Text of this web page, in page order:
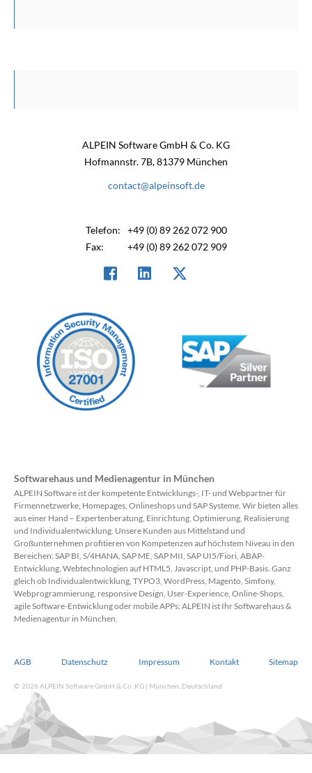
ALPEIN Software GmbH & Co. KG
Hofmannstr. 7B, 81379 München
contact@alpeinsoft.de
Telefon:
+49 (0) 89 262 072 900
Fax:
+49 (0) 89 262 072 909
Softwarehaus und Medienagentur in München
ALPEIN Software ist der kompetente Entwicklungs-, IT- und Webpartner für
Firmennetzwerke, Homepages, Onlineshops und SAP Systeme. Wir bieten alles
aus einer Hand – Expertenberatung, Einrichtung, Optimierung, Realisierung
und Individualentwicklung. Unsere Kunden aus Mittelstand und
Großunternehmen profitieren von Kompetenzen auf höchstem Niveau in den
Bereichen: SAP BI, S/4HANA, SAP ME, SAP MII, SAP UI5/Fiori, ABAP-
Entwicklung, Webtechnologien auf HTML5, Javascript, und PHP-Basis. Ganz
gleich ob Individualentwicklung, TYPO3, WordPress, Magento, Simfony,
Webprogrammierung, responsive Design, User-Experience, Online-Shops,
agile Software-Entwicklung oder mobile APPs: ALPEIN ist Ihr Softwarehaus &
Medienagentur in München.
© 2026 ALPEIN Software GmbH & Co. KG | München, Deutschland
AGB Datenschutz Impressum Kontakt Sitemap